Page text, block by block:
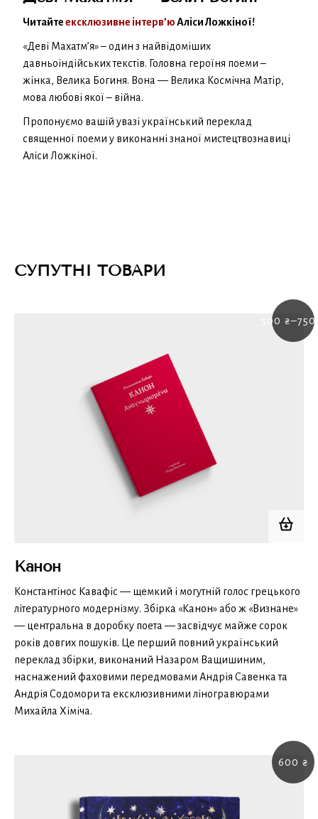
Читайтеексклюзивне інтерв’юАліси Ложкіної!
«Деві Махатм’я» – один з найвідоміших
давньоіндійських текстів. Головна героїня поеми –
жінка, Велика Богиня. Вона — Велика Космічна Матір,
мова любові якої – війна.
Пропонуємо вашій увазі український переклад
священної поеми у виконанні знаної мистецтвознавиці
Аліси Ложкіної.
СУПУТНІ ТОВАРИ
500 ₴–750
Price
Канон
Константінос Кавафіс — щемкий і могутній голос грецького
літературного модернізму. Збірка «Канон» або ж «Визнане»
— центральна в доробку поета — засвідчує майже сорок
років довгих пошуків. Це перший повний український
переклад збірки, виконаний Назаром Ващишиним,
наснажений фаховими передмовами Андрія Савенка та
Андрія Содомори та ексклюзивними ліногравюрами
Михайла Хіміча.
600 ₴